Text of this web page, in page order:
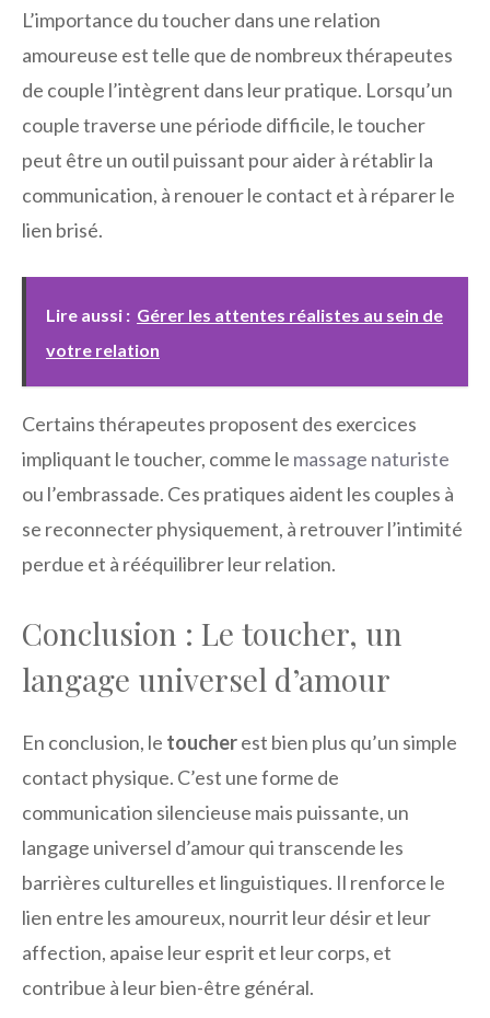
L’importance du toucher dans une relation
amoureuse est telle que de nombreux thérapeutes
de couple l’intègrent dans leur pratique. Lorsqu’un
couple traverse une période difficile, le toucher
peut être un outil puissant pour aider à rétablir la
communication, à renouer le contact et à réparer le
lien brisé.
Lire aussi : Gérer les attentes réalistes au sein de
votre relation
Certains thérapeutes proposent des exercices
impliquant le toucher, comme le massage naturiste
ou l’embrassade. Ces pratiques aident les couples à
se reconnecter physiquement, à retrouver l’intimité
perdue et à rééquilibrer leur relation.
Conclusion : Le toucher, un
langage universel d’amour
En conclusion, le toucherest bien plus qu’un simple
contact physique. C’est une forme de
communication silencieuse mais puissante, un
langage universel d’amour qui transcende les
barrières culturelles et linguistiques. Il renforce le
lien entre les amoureux, nourrit leur désir et leur
affection, apaise leur esprit et leur corps, et
contribue à leur bien-être général.